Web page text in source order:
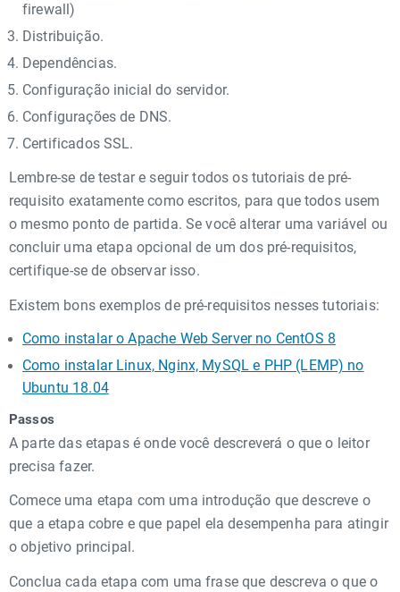
firewall)
Distribuição.
Dependências.
Configuração inicial do servidor.
Configurações de DNS.
Certificados SSL.
Lembre-se de testar e seguir todos os tutoriais de pré-
requisito exatamente como escritos, para que todos usem
o mesmo ponto de partida. Se você alterar uma variável ou
concluir uma etapa opcional de um dos pré-requisitos,
certifique-se de observar isso.
Existem bons exemplos de pré-requisitos nesses tutoriais:
Como instalar o Apache Web Server no CentOS 8
Como instalar Linux, Nginx, MySQL e PHP (LEMP) no
Ubuntu 18.04
Passos
A parte das etapas é onde você descreverá o que o leitor
precisa fazer.
Comece uma etapa com uma introdução que descreve o
que a etapa cobre e que papel ela desempenha para atingir
o objetivo principal.
Conclua cada etapa com uma frase que descreva o que o